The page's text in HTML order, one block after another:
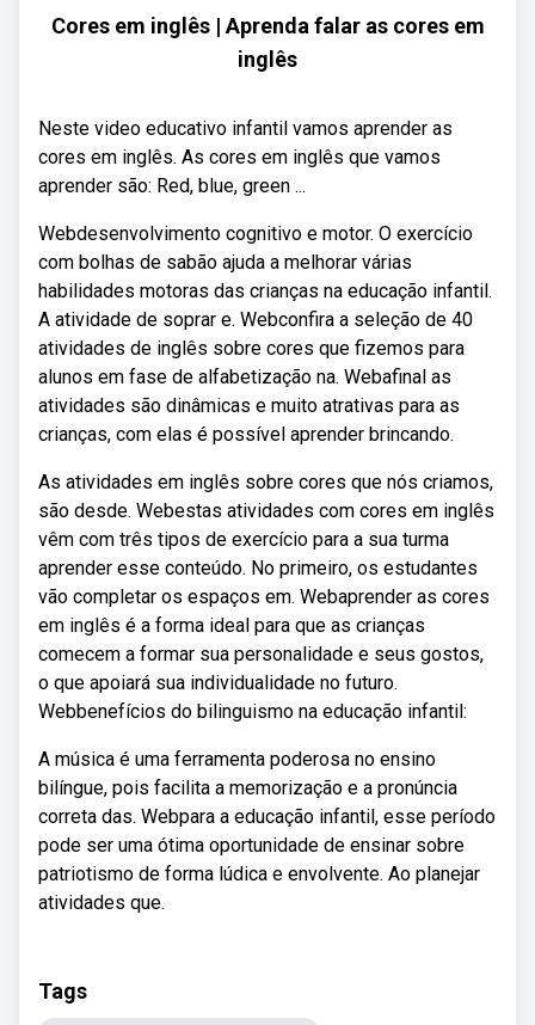
Cores em inglês | Aprenda falar as cores em
inglês
Neste video educativo infantil vamos aprender as
cores em inglês. As cores em inglês que vamos
aprender são: Red, blue, green ...
Webdesenvolvimento cognitivo e motor. O exercício
com bolhas de sabão ajuda a melhorar várias
habilidades motoras das crianças na educação infantil.
A atividade de soprar e. Webconfira a seleção de 40
atividades de inglês sobre cores que fizemos para
alunos em fase de alfabetização na. Webafinal as
atividades são dinâmicas e muito atrativas para as
crianças, com elas é possível aprender brincando.
As atividades em inglês sobre cores que nós criamos,
são desde. Webestas atividades com cores em inglês
vêm com três tipos de exercício para a sua turma
aprender esse conteúdo. No primeiro, os estudantes
vão completar os espaços em. Webaprender as cores
em inglês é a forma ideal para que as crianças
comecem a formar sua personalidade e seus gostos,
o que apoiará sua individualidade no futuro.
Webbenefícios do bilinguismo na educação infantil:
A música é uma ferramenta poderosa no ensino
bilíngue, pois facilita a memorização e a pronúncia
correta das. Webpara a educação infantil, esse período
pode ser uma ótima oportunidade de ensinar sobre
patriotismo de forma lúdica e envolvente. Ao planejar
atividades que.
Tags